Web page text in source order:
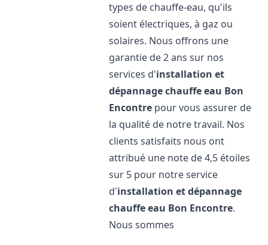
types de chauffe-eau, qu'ils
soient électriques, à gaz ou
solaires. Nous offrons une
garantie de 2 ans sur nos
services d'installation et
dépannage chauffe eau Bon
Encontre pour vous assurer de
la qualité de notre travail. Nos
clients satisfaits nous ont
attribué une note de 4,5 étoiles
sur 5 pour notre service
d'installation et dépannage
chauffe eau Bon Encontre.
Nous sommes